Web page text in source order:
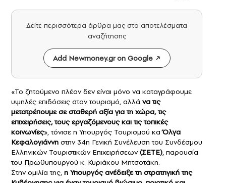
Δείτε περισσότερα άρθρα μας στα αποτελέσματα
αναζήτησης
Add Newmoney.gr on Google
«Το ζητούμενο πλέον δεν είναι μόνο να καταγράφουμε
υψηλές επιδόσεις στον τουρισμό, αλλά να τις
μετατρέπουμε σε σταθερή αξία για τη χώρα, τις
επιχειρήσεις, τους εργαζόμενους και τις τοπικές
κοινωνίες», τόνισε η Υπουργός Τουρισμού καΌλγα
Κεφαλογιάννη στην 34η Γενική Συνέλευση του Συνδέσμου
Ελληνικών Τουριστικών Επιχειρήσεων(ΣΕΤΕ), παρουσία
του Πρωθυπουργού κ. Κυριάκου Μητσοτάκη.
Στην ομιλία της, η Υπουργόςανέδειξε τη στρατηγική της